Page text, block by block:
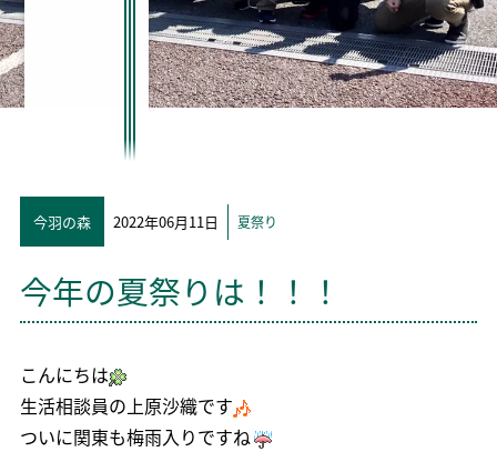
今羽の森 2022年06月11日 夏祭り
今年の夏祭りは！！！
こんにちは
生活相談員の上原沙織です
ついに関東も梅雨入りですね